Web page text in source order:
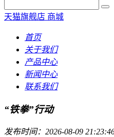
天猫旗舰店 商城
首页
关于我们
产品中心
新闻中心
联系我们
“铁拳”行动
发布时间：2026-08-09